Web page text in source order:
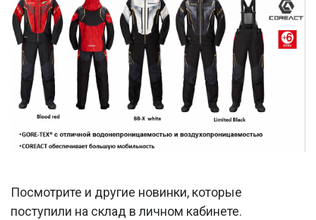
Посмотрите и другие новинки, которые
поступили на склад в личном кабинете.